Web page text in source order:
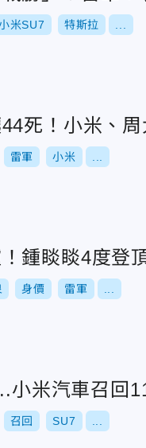
米SU7 特斯拉
死！小米、
雷軍 小米
鍾睒睒4度
身價 雷軍
小米汽車召
召回 SU7